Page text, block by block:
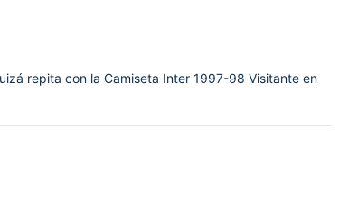
repita con la Camiseta Inter 1997-98 Visitante en